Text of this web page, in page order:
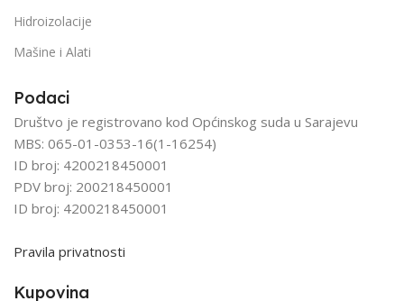
Hidroizolacije
Mašine i Alati
Podaci
Društvo je registrovano kod Općinskog suda u Sarajevu
MBS: 065-01-0353-16(1-16254)
ID broj: 4200218450001
PDV broj: 200218450001
ID broj: 4200218450001
Pravila privatnosti
Kupovina